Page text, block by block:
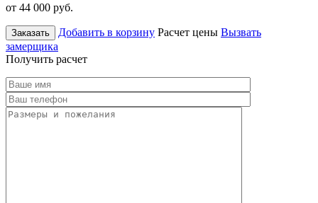
от 44 000 руб.
Заказать Добавить в корзину Расчет цены Вызвать
замерщика
Получить расчет